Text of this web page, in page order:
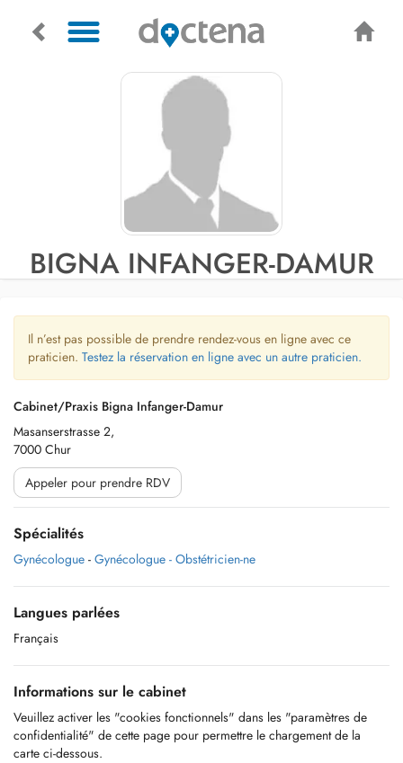
BIGNA INFANGER-DAMUR
Il n’est pas possible de prendre rendez-vous en ligne avec ce
praticien. Testez la réservation en ligne avec un autre praticien.
Cabinet/Praxis Bigna Infanger-Damur
Masanserstrasse 2,
7000 Chur
Appeler pour prendre RDV
Spécialités
Gynécologue - Gynécologue - Obstétricien-ne
Langues parlées
Français
Informations sur le cabinet
Veuillez activer les "cookies fonctionnels" dans les "paramètres de
confidentialité" de cette page pour permettre le chargement de la
carte ci-dessous.